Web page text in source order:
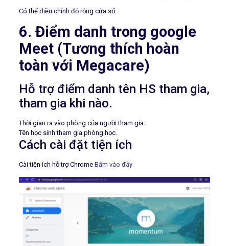
Có thể điều chỉnh độ rộng cửa sổ.
6. Điểm danh trong google
Meet (Tương thích hoàn
toàn với Megacare)
Hỗ trợ điểm danh tên HS tham gia,
tham gia khi nào.
Thời gian ra vào phòng của người tham gia.
Tên học sinh tham gia phòng học.
Cách cài đặt tiện ích
Cài tiện ích hỗ trợ Chrome Bấm vào đây